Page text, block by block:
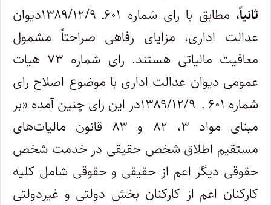
ثانیاً،
مطابق با رای شماره ۶۰۱ـ ۱۳۸۹/۱۲/۹دیوان
عدالت اداری، مزایای رفاهی صراحتاً مشمول
معافیت مالیاتی هستند. رای شماره ۷۳ هیات
عمومی دیوان عدالت اداری با موضوع اصلاح رای
شماره ۶۰۱ ـ ۱۳۸۹/۱۲/۹در این رای چنین آمده «بر
مبنای مواد ۳، ۸۲ و ۸۳ قانون مالیات‌های
مستقیم اطلاق شخص حقیقی در خدمت شخص
حقوقی دیگر اعم از حقیقی و حقوقی شامل کلیه
کارکنان اعم از کارکنان بخش دولتی و غیردولتی